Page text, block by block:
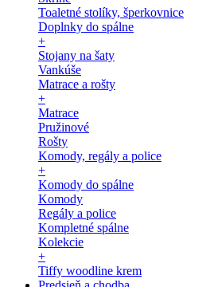
Toaletné stolíky, šperkovnice
Doplnky do spálne
+
Stojany na šaty
Vankúše
Matrace a rošty
+
Matrace
Pružinové
Rošty
Komody, regály a police
+
Komody do spálne
Komody
Regály a police
Kompletné spálne
Kolekcie
+
Tiffy woodline krem